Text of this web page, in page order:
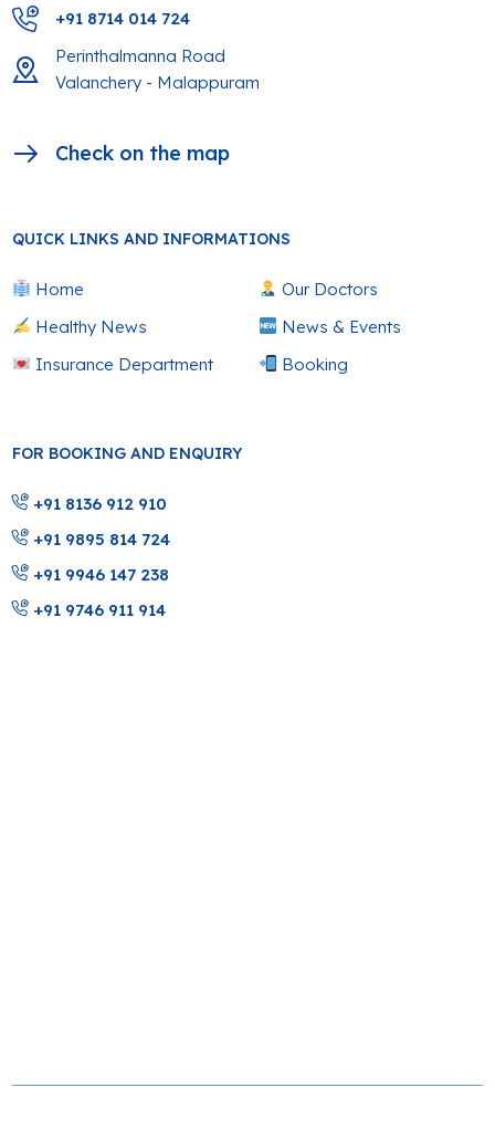
+91 8714 014 724
Perinthalmanna Road
Valanchery - Malappuram
Check on the map
QUICK LINKS AND INFORMATIONS
Home
Our Doctors
Healthy News
News & Events
Insurance Department
Booking
FOR BOOKING AND ENQUIRY
+91 8136 912 910
+91 9895 814 724
+91 9946 147 238
+91 9746 911 914